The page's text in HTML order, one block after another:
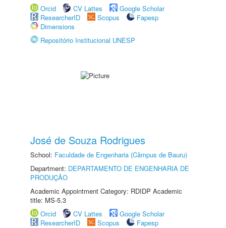
Orcid
CV Lattes
Google Scholar
ResearcherID
Scopus
Fapesp
Dimensions
Repositório Institucional UNESP
José de Souza Rodrigues
School: Faculdade de Engenharia (Câmpus de Bauru)
Department: DEPARTAMENTO DE ENGENHARIA DE
PRODUÇÃO
Academic Appointment Category: RDIDP Academic
title: MS-5.3
Orcid
CV Lattes
Google Scholar
ResearcherID
Scopus
Fapesp